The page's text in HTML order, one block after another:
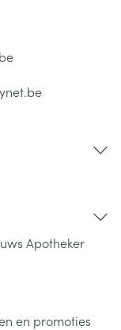
Apotheker
en promoties